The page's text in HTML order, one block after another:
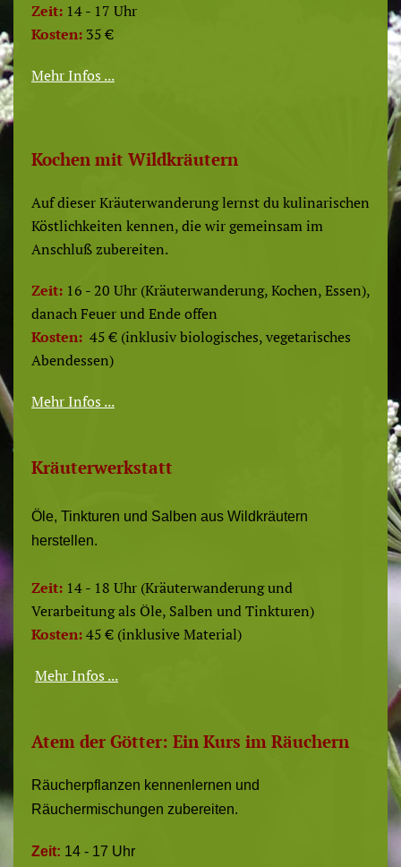
Zeit: 14 - 17 Uhr
Kosten: 35 €
Mehr Infos ...
Kochen mit Wildkräutern
Auf dieser Kräuterwanderung lernst du kulinarischen
Köstlichkeiten kennen, die wir gemeinsam im
Anschluß zubereiten.
Zeit: 16 - 20 Uhr (Kräuterwanderung, Kochen, Essen),
danach Feuer und Ende offen
Kosten: 45 € (inklusiv biologisches, vegetarisches
Abendessen)
Mehr Infos ...
Kräuterwerkstatt
Öle, Tinkturen und Salben aus Wildkräutern
herstellen.
Zeit: 14 - 18 Uhr (Kräuterwanderung und
Verarbeitung als Öle, Salben und Tinkturen)
Kosten:45 € (inklusive Material)
Mehr Infos ...
Atem der Götter: Ein Kurs im Räuchern
Räucherpflanzen kennenlernen und
Räuchermischungen zubereiten.
Zeit: 14 - 17 Uhr